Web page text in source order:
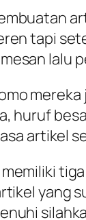
tapi
lalu
huruf
artikel
yang